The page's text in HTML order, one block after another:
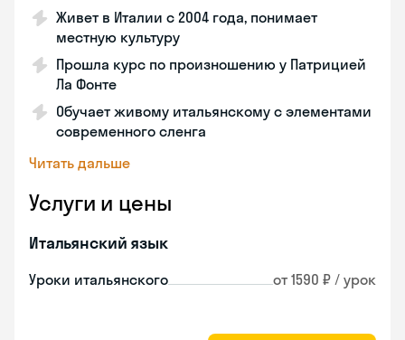
Живет в Италии с 2004 года, понимает
местную культуру
Прошла курс по произношению у Патрицией
Ла Фонте
Обучает живому итальянскому с элементами
современного сленга
Читать дальше
Услуги и цены
Итальянский язык
Уроки итальянского от 1590 ₽ / урок